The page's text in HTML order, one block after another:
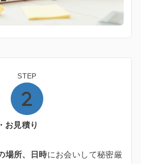
STEP
お見積り
場所、日時にお会いして秘密厳